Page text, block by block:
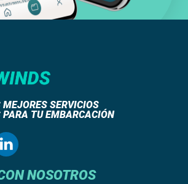
SERVICIOS
PARA TU EMBARCACIÓN
NOSOTROS